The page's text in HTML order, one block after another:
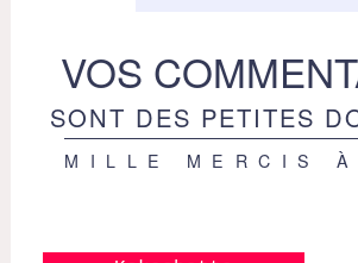
VOS
SONT DES PETITES
MILLE MERCIS À